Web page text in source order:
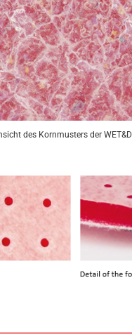
des Kornmusters der